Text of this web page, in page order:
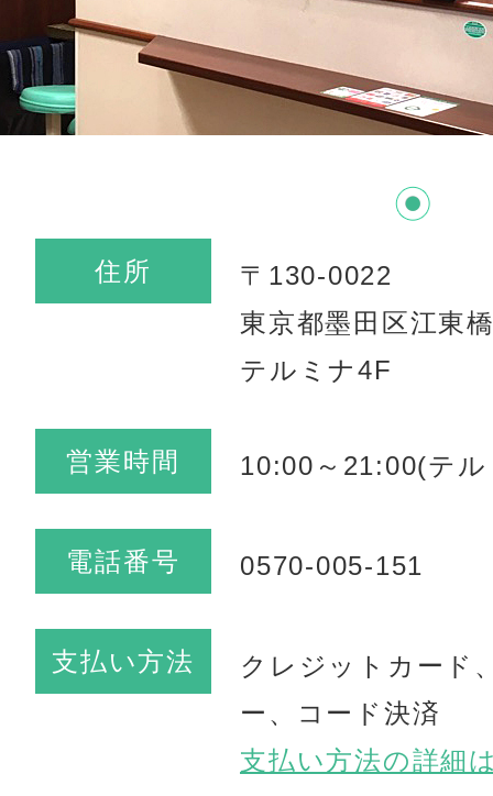
住所
〒130-0022
東京都墨田区江東
テルミナ4F
営業時間 10:00～21:00(テ
電話番号 0570-005-151
支払い方法
クレジットカード
ー、コード決済
支払い方法の詳細